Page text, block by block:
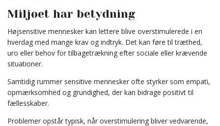
Miljøet har betydning
Højsensitive mennesker kan lettere blive overstimulerede i en
hverdag med mange krav og indtryk. Det kan føre til træthed,
uro eller behov for tilbagetrækning efter sociale eller krævende
situationer.
Samtidig rummer sensitive mennesker ofte styrker som empati,
opmærksomhed og grundighed, der kan bidrage positivt til
fællesskaber.
Problemer opstår typisk, når overstimulering bliver vedvarende,